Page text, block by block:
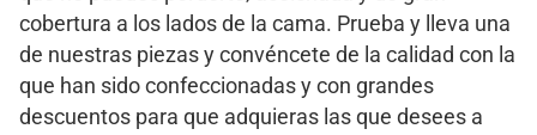
cobertura a los lados de la cama. Prueba y lleva una
de nuestras piezas y convéncete de la calidad con la
que han sido confeccionadas y con grandes
descuentos para que adquieras las que desees a